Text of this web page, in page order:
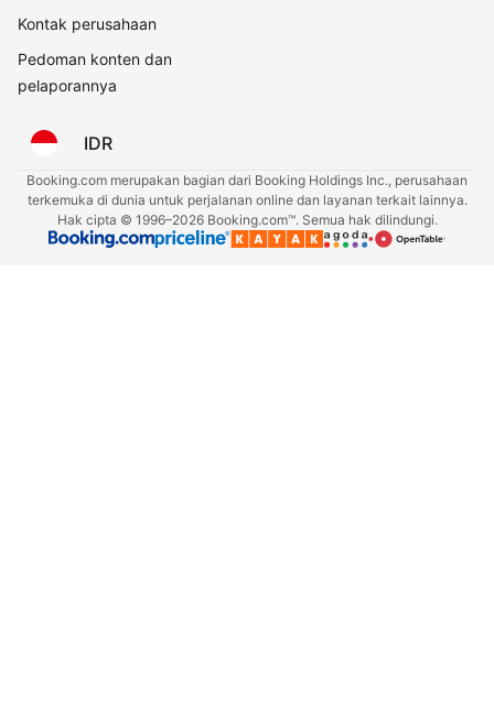
Kontak perusahaan
Pedoman konten dan
pelaporannya
IDR
Booking.com merupakan bagian dari Booking Holdings Inc., perusahaan
terkemuka di dunia untuk perjalanan online dan layanan terkait lainnya.
Hak cipta © 1996–2026 Booking.com™. Semua hak dilindungi.